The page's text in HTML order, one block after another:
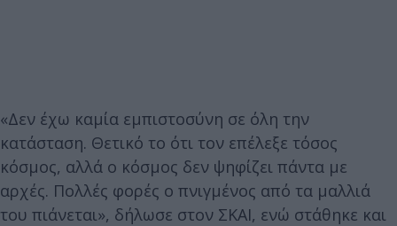
«Δεν έχω καμία εμπιστοσύνη σε όλη την
κατάσταση. Θετικό το ότι τον επέλεξε τόσος
κόσμος, αλλά ο κόσμος δεν ψηφίζει πάντα με
αρχές. Πολλές φορές ο πνιγμένος από τα μαλλιά
του πιάνεται», δήλωσε στον ΣΚΑΙ, ενώ στάθηκε και